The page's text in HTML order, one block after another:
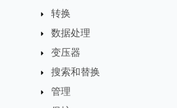
转换
数据处理
变压器
搜索和替换
管理